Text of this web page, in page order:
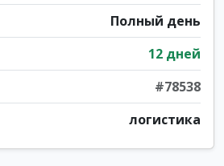
Полный день
12 дней
#78538
логистика